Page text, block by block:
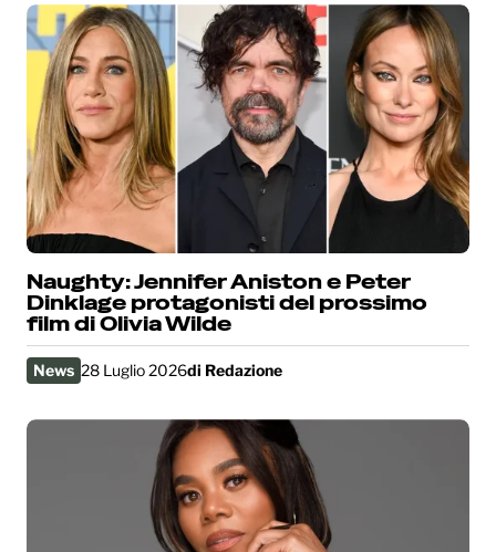
Naughty: Jennifer Aniston e Peter
Dinklage protagonisti del prossimo
film di Olivia Wilde
News 28 Luglio 2026di Redazione